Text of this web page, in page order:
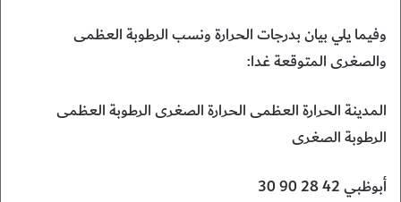
وفيما يلي بيان بدرجات الحرارة ونسب الرطوبة العظمى
والصغرى المتوقعة غدا:
المدينة الحرارة العظمى الحرارة الصغرى الرطوبة العظمى
الرطوبة الصغرى
أبوظبي 42 28 90 30